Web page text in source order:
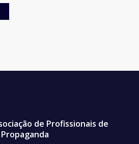
de Profissionais de
Propaganda